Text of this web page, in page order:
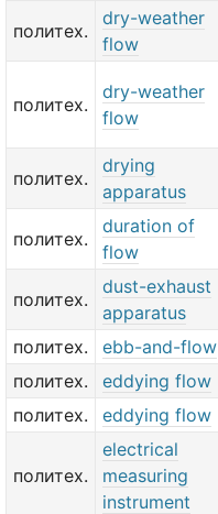
политех.
dry-weather
flow
политех.
dry-weather
flow
политех.
drying
apparatus
политех.
duration of
flow
политех.
dust-exhaust
apparatus
политех.
ebb-and-flow
политех.
eddying flow
политех.
eddying flow
политех.
electrical
measuring
instrument